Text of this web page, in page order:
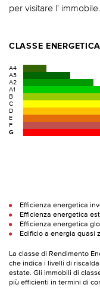
per visitare l' immobile.
CLASSE ENERGETICA
A4
A3
A2
A1
B
C
D
E
F
G
Efficienza energetica
Efficienza energetica
Efficienza energetica
Edificio a energia quasi
La classe di Rendimento
che indica i livelli di
estate. Gli immobili di
più efficienti in termini di